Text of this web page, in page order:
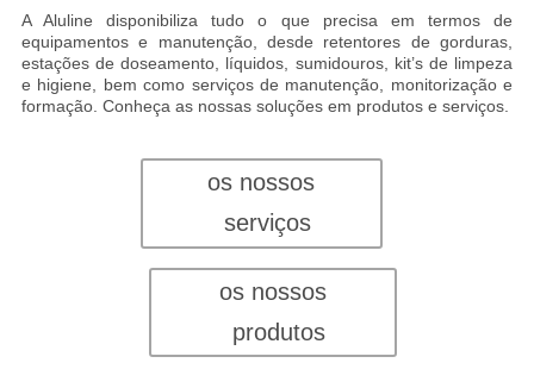
A Aluline disponibiliza tudo o que precisa em termos de
equipamentos e manutenção, desde retentores de gorduras,
estações de doseamento, líquidos, sumidouros, kit’s de limpeza
e higiene, bem como serviços de manutenção, monitorização e
formação. Conheça as nossas soluções em produtos e serviços.
os nossos
serviços
os nossos
produtos